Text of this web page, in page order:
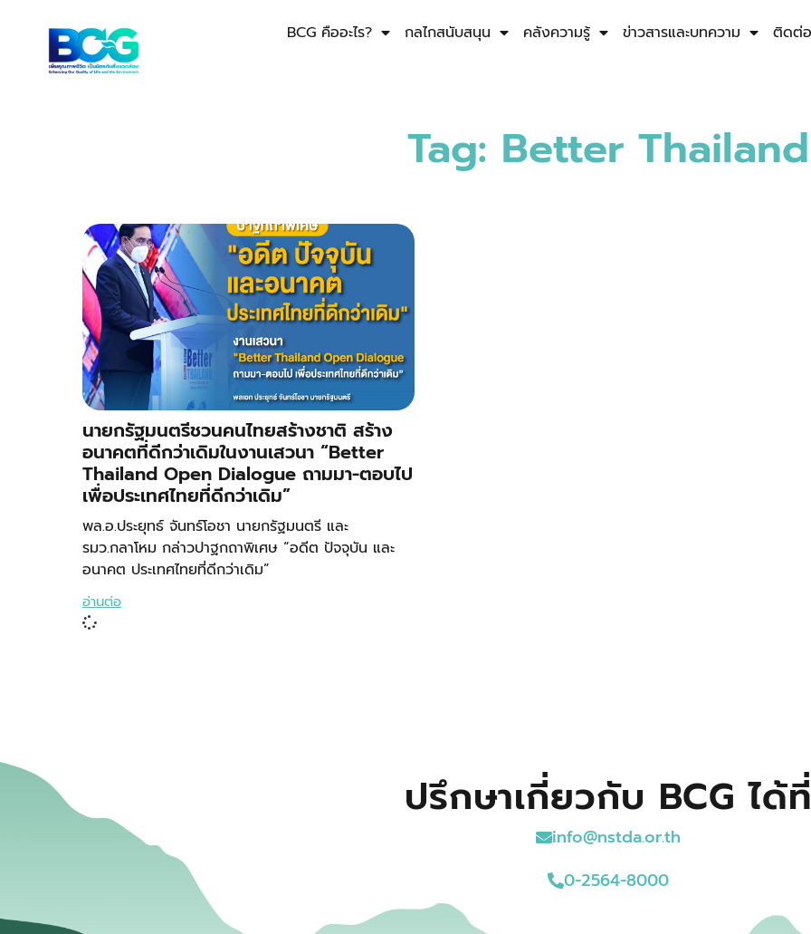
BCG คืออะไร? กลไกสนับสนุน คลังความรู้ ข่าวสารและบทความ ติดต่อ
Tag: Better Thailand
นายกรัฐมนตรีชวนคนไทยสร้างชาติ สร้าง
อนาคตที่ดีกว่าเดิมในงานเสวนา “Better
Thailand Open Dialogue ถามมา-ตอบไป
เพื่อประเทศไทยที่ดีกว่าเดิม”
พล.อ.ประยุทธ์ จันทร์โอชา นายกรัฐมนตรี และ
รมว.กลาโหม กล่าวปาฐกถาพิเศษ “อดีต ปัจจุบัน และ
อนาคต ประเทศไทยที่ดีกว่าเดิม”
อ่านต่อ
ปรึกษาเกี่ยวกับ BCG ได้ที่
info@nstda.or.th
0-2564-8000